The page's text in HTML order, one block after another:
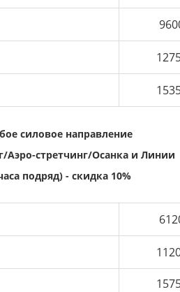
силовое направление
Аэро-стретчинг/Осанка и Линии
подряд) - скидка 10%